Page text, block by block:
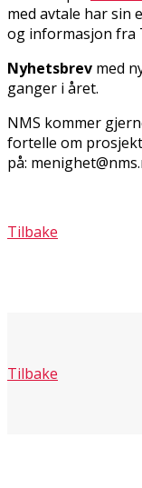
med avtale har sin
og informasjon fra
Nyhetsbrev med
ganger i året.
NMS kommer
fortelle om
på:
Tilbake
Tilbake